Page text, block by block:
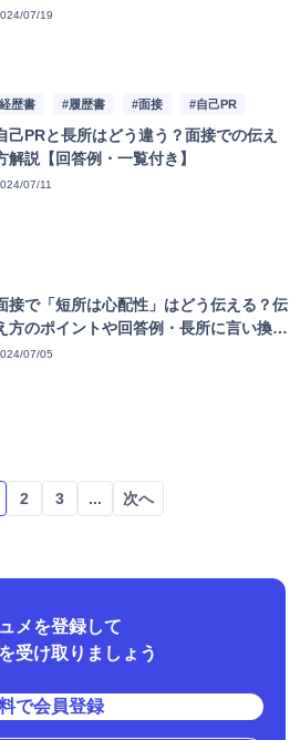
み別）
07/19
歴書 #履歴書 #面接 #自己PR
己PRと長所はどう違う？面接での伝え
解説【回答例・一覧付き】
07/11
接で「短所は心配性」はどう伝える？伝
方のポイントや回答例・長所に言い換え
場合の例を紹介
07/05
2 3 ... 次へ
メを登録して
受け取りましょう
で会員登録